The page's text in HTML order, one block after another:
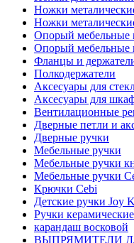
Ножки‏
Ножки‏
Полкодержатели
Аксесуары для
Аксесуары для
Вентилационные
Дверные петли и
Дверные ручки
Мебельные ручки
Мебельные ручки
Мебельные ручки
Крючки Cebi
Детские ручки Joy
Ручки керамические
карандаш восковой
ВЫПРЯМИТЕЛИ